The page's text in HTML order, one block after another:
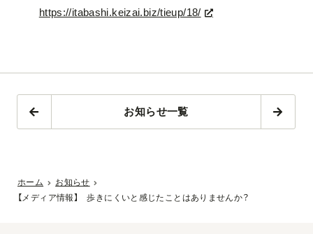
https://itabashi.keizai.biz/tieup/18/
お知らせ一覧
ホーム
お知らせ
【メディア情報】 歩きにくいと感じたことはありませんか？